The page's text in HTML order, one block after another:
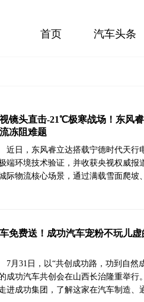
首页 汽车头条
镜头直击-21℃极寒战场！东风
冻阻难题
近日，东风睿立达搭载宁德时代天行
端环境技术验证，并收获央视权威报
际物流核心场景，通过满载雪面爬
免费送！成功汽车宠粉不玩儿虚
7月31日，以“共创成功路，功到自
成功汽车共创会在山西长治隆重举行
进成功集团，了解这家在汽车制造